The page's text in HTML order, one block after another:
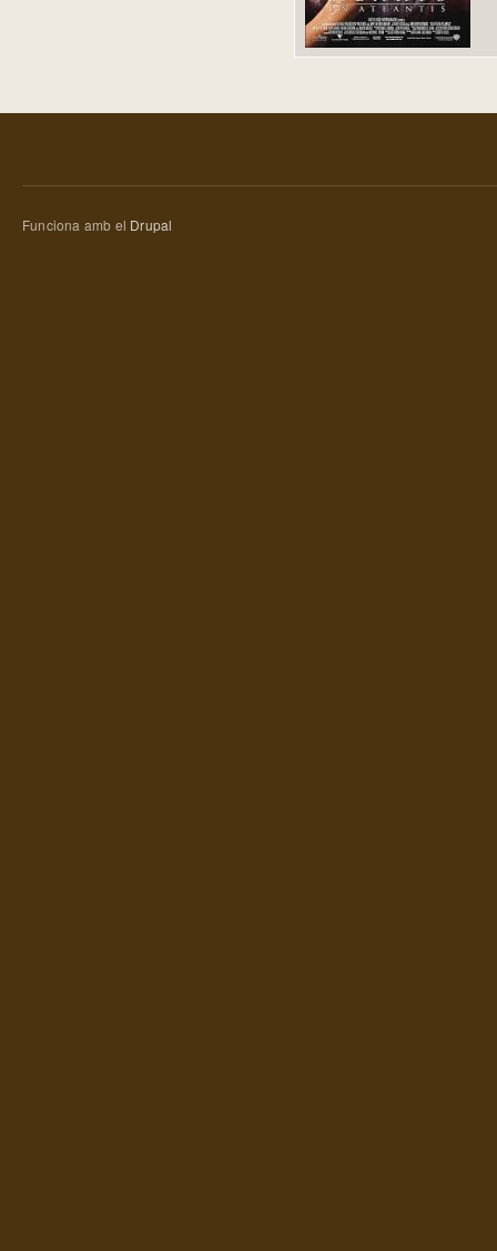
Funciona amb el Drupal